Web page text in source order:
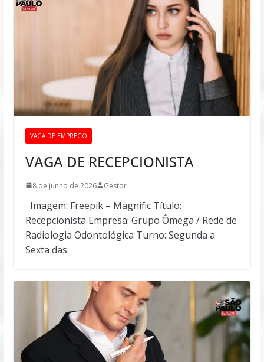
VAGA DE EMPREGO
VAGA DE RECEPCIONISTA
8 de junho de 2026 Gestor
Imagem: Freepik – Magnific Título:
Recepcionista Empresa: Grupo Ômega / Rede de
Radiologia Odontológica Turno: Segunda a
Sexta das